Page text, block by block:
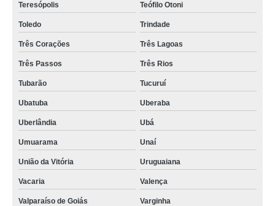
Teresópolis Teófilo Otoni
Toledo Trindade
Três Corações Três Lagoas
Três Passos Três Rios
Tubarão Tucuruí
Ubatuba Uberaba
Uberlândia Ubá
Umuarama Unaí
União da Vitória Uruguaiana
Vacaria Valença
Valparaíso de Goiás Varginha